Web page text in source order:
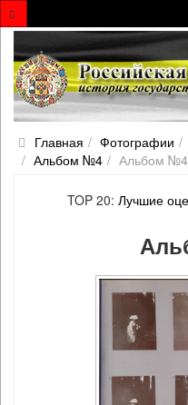
Главная Фотографии
Альбом №4
Альбом №4
TOP 20: Лучшие